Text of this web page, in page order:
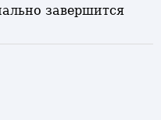
завершится